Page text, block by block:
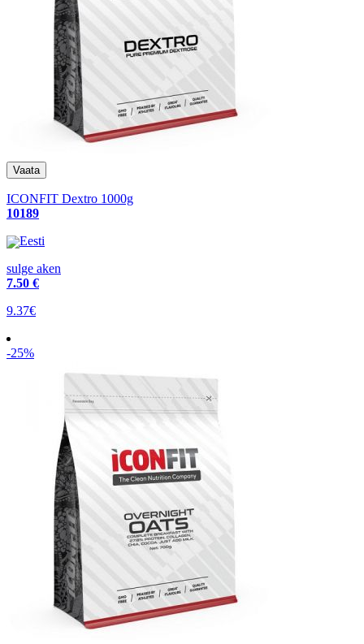
ICONFIT Dextro 1000g
10189
Eesti
sulge aken
7.50 €
9.37€
-25%